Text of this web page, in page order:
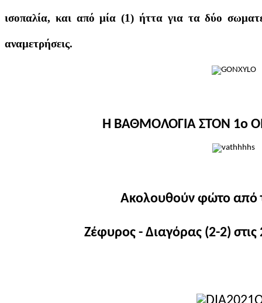
ισοπαλία, και από μία (1) ήττα για τα δύο
αναμετρήσεις.
Η ΒΑΘΜΟΛΟΓΙΑ ΣΤΟΝ 1ο
Ακολουθούν φώτο από
Ζέφυρος - Διαγόρας (2-2)